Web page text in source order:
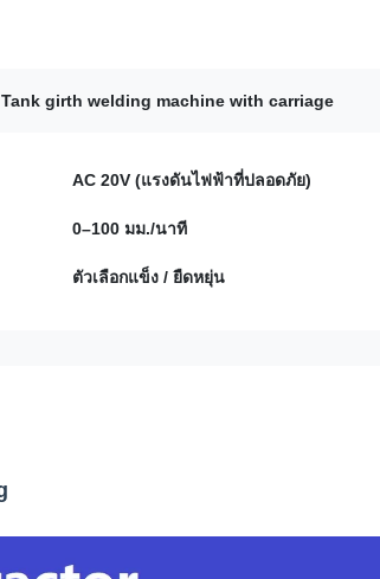
Tank girth welding machine with carriage
AC 20V (แรงดันไฟฟ้าที่ปลอดภัย)
0–100 มม./นาที
ตัวเลือกแข็ง / ยืดหยุ่น